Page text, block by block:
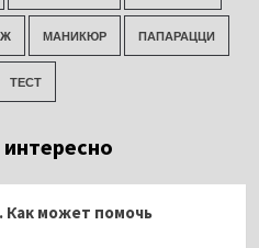
МАНИКЮР ПАПАРАЦЦИ
ТЕСТ
Как может помочь